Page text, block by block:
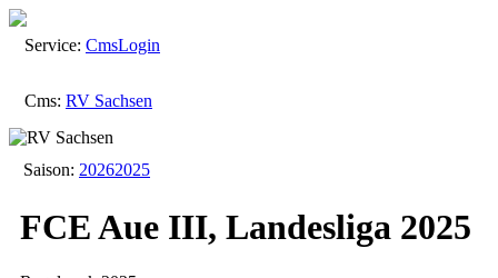
Cms: RV Sachsen
Service: CmsLogin
Saison: 20262025
FCE Aue III, Landesliga 2025